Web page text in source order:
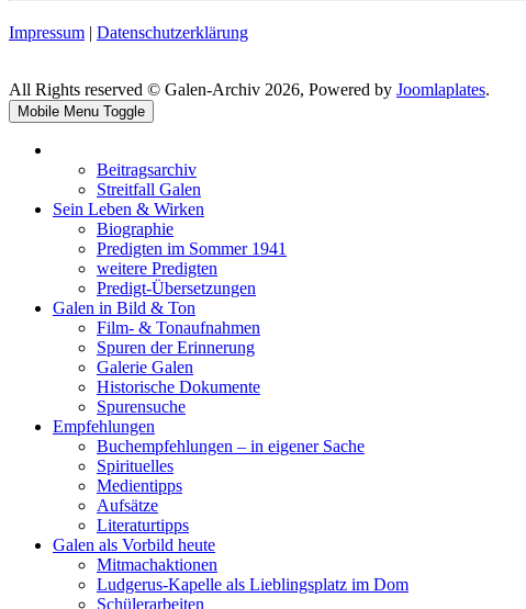
Impressum | Datenschutzerklärung
All Rights reserved © Galen-Archiv 2026, Powered by Joomlaplates.
Mobile Menu Toggle
Beitragsarchiv
Streitfall Galen
Sein Leben & Wirken
Biographie
Predigten im Sommer 1941
weitere Predigten
Predigt-Übersetzungen
Galen in Bild & Ton
Film- & Tonaufnahmen
Spuren der Erinnerung
Galerie Galen
Historische Dokumente
Spurensuche
Empfehlungen
Buchempfehlungen – in eigener Sache
Spirituelles
Medientipps
Aufsätze
Literaturtipps
Galen als Vorbild heute
Mitmachaktionen
Ludgerus-Kapelle als Lieblingsplatz im Dom
Schülerarbeiten